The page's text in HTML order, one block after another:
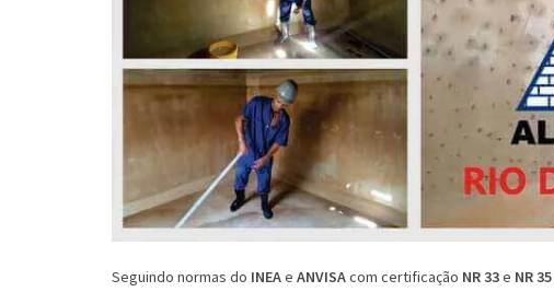
Seguindo normas do INEAe ANVISAcom certificação NR 33e NR 35